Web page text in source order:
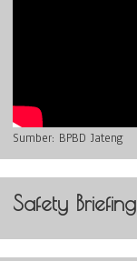
Sumber: BPBD Jateng
Safety Briefing